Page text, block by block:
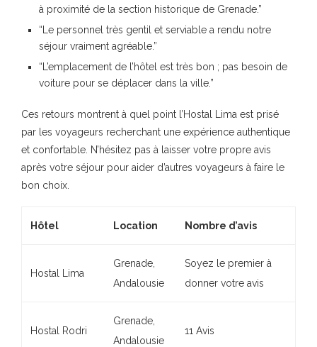
à proximité de la section historique de Grenade.”
“Le personnel très gentil et serviable a rendu notre
séjour vraiment agréable.”
“L’emplacement de l’hôtel est très bon ; pas besoin de
voiture pour se déplacer dans la ville.”
Ces retours montrent à quel point l’Hostal Lima est prisé
par les voyageurs recherchant une expérience authentique
et confortable . N’hésitez pas à laisser votre propre avis
après votre séjour pour aider d’autres voyageurs à faire le
bon choix.
Hôtel Location Nombre d’avis
Hostal Lima
Grenade,
Andalousie
Soyez le premier à
donner votre avis
Hostal Rodri
Grenade,
Andalousie
11 Avis